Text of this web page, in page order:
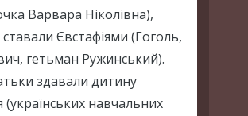
Варвара Ніколівна),
Євстафіями (Гоголь,
гетьман Ружинський).
здавали дитину
(українських навчальних